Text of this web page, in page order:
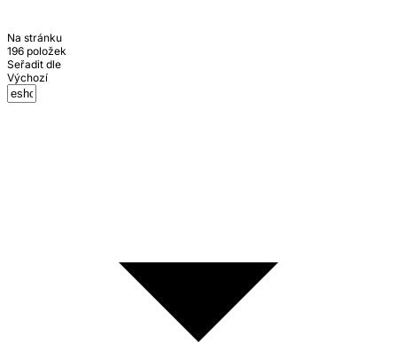
Na stránku
196 položek
Seřadit dle
Výchozí